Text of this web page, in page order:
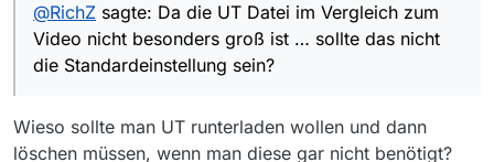
@RichZ sagte: Da die UT Datei im Vergleich zum
Video nicht besonders groß ist … sollte das nicht
die Standardeinstellung sein?
Wieso sollte man UT runterladen wollen und dann
löschen müssen, wenn man diese gar nicht benötigt?